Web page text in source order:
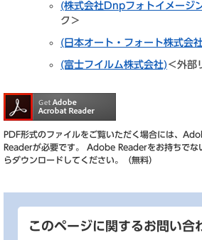
(株式会社Dnpフォトイメージ
ク＞
(日本オート・フォート株式会社
(富士フイルム株式会社)＜外部
PDF形式のファイルをご覧いただく場合には、
Readerが必要です。
Adobe Readerをお持ちでな
らダウンロードしてください。（無料）
このページに関するお問い合